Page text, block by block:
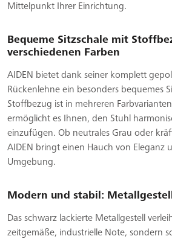
Mittelpunkt Ihrer Einrichtung.
Bequeme Sitzschale mit
verschiedenen Farben
AIDEN bietet dank seiner komplett
Rückenlehne ein besonders bequemes
Stoffbezug ist in mehreren
ermöglicht es Ihnen, den Stuhl
einzufügen. Ob neutrales Grau oder
AIDEN bringt einen Hauch von Eleganz
Umgebung.
Modern und stabil:
Das schwarz lackierte Metallgestell
zeitgemäße, industrielle Note, sondern